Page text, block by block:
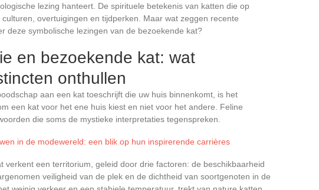
lezing hanteert. De spirituele betekenis van katten die op
overtuigingen en tijdperken. Maar wat zeggen recente
deze symbolische lezingen van de bezoekende kat?
en bezoekende kat: wat
onthullen
aan een kat toeschrijft die uw huis binnenkomt, is het
een kat voor het ene huis kiest en niet voor het andere. Feline
die soms de mystieke interpretaties tegenspreken.
in de modewereld: een blik op hun inspirerende carrières
verkent een territorium, geleid door drie factoren: de beschikbaarheid
veiligheid van de plek en de dichtheid van soortgenoten in de